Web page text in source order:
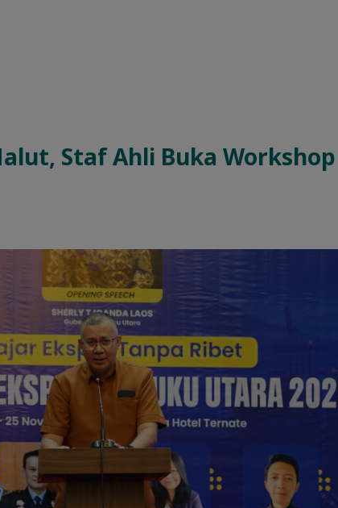
Staf Ahli Buka Workshop